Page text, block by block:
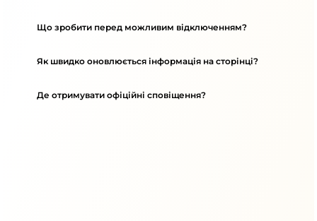
Що зробити перед можливим відключенням?
Як швидко оновлюється інформація на сторінці?
Де отримувати офіційні сповіщення?